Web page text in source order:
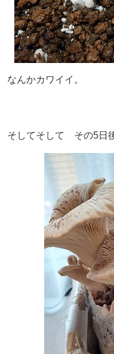
なんかカワイイ。
そしてそして その5日